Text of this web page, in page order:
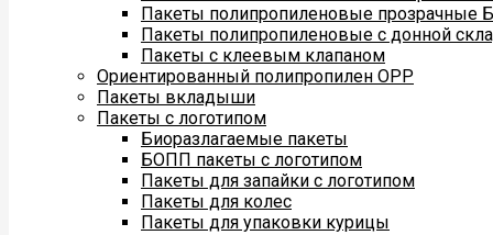
Пакеты полипропиленовые прозрачные
Пакеты полипропиленовые с донной
Пакеты с клеевым клапаном
Ориентированный полипропилен ОРР
Пакеты вкладыши
Пакеты с логотипом
Биоразлагаемые пакеты
БОПП пакеты с логотипом
Пакеты для запайки с логотипом
Пакеты для колес
Пакеты для упаковки курицы